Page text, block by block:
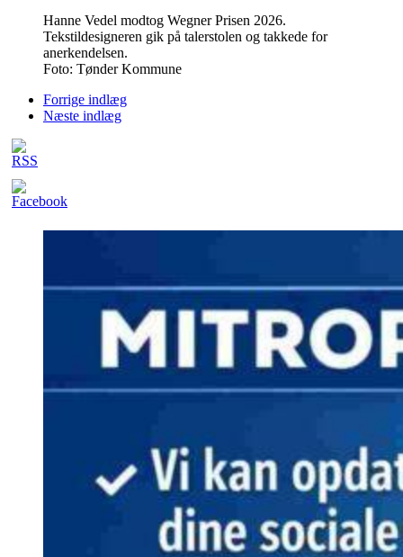
Hanne Vedel modtog Wegner Prisen 2026.
Tekstildesigneren gik på talerstolen og takkede for
anerkendelsen.
Foto: Tønder Kommune
Forrige indlæg
Næste indlæg